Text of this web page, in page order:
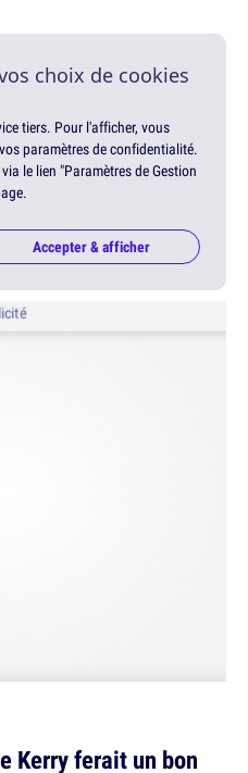
choix de cookies
tiers. Pour l'afficher, vous
paramètres de confidentialité.
le lien "Paramètres de Gestion
Accepter & afficher
Kerry ferait un bon